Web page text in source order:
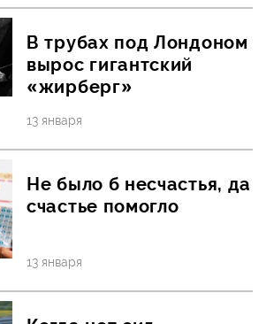
В трубах под Лондоном
вырос гигантский
«жирберг»
13 января
Не было б несчастья, да
счастье помогло
13 января